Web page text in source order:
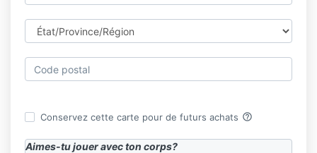
Conservez cette carte pour de futurs achats help_outline
Aimes-tu jouer avec ton corps?